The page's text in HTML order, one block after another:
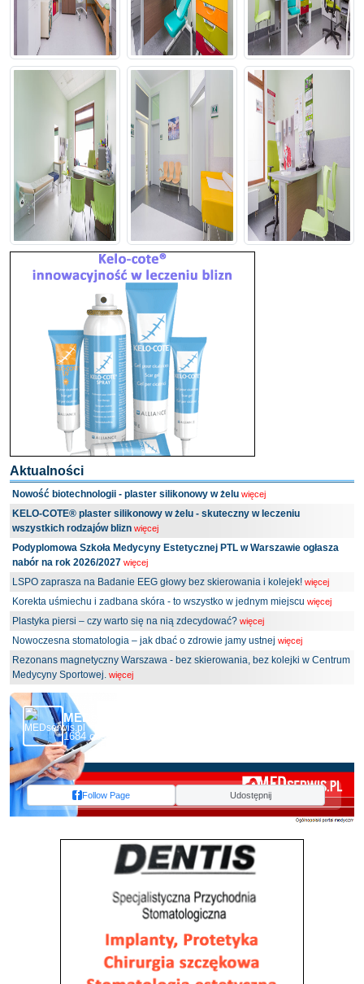
Aktualności
Nowość biotechnologii - plaster silikonowy w żelu więcej
KELO-COTE® plaster silikonowy w żelu - skuteczny w leczeniu
wszystkich rodzajów blizn więcej
Podyplomowa Szkoła Medycyny Estetycznej PTL w Warszawie ogłasza
nabór na rok 2026/2027 więcej
LSPO zaprasza na Badanie EEG głowy bez skierowania i kolejek! więcej
Korekta uśmiechu i zadbana skóra - to wszystko w jednym miejscu więcej
Plastyka piersi – czy warto się na nią zdecydować? więcej
Nowoczesna stomatologia – jak dbać o zdrowie jamy ustnej więcej
Rezonans magnetyczny Warszawa - bez skierowania, bez kolejki w Centrum
Medycyny Sportowej. więcej
MEDserwis.pl - Ogólnopolski Portal Medyczny
1684 obserwujących
Follow Page Udostępnij